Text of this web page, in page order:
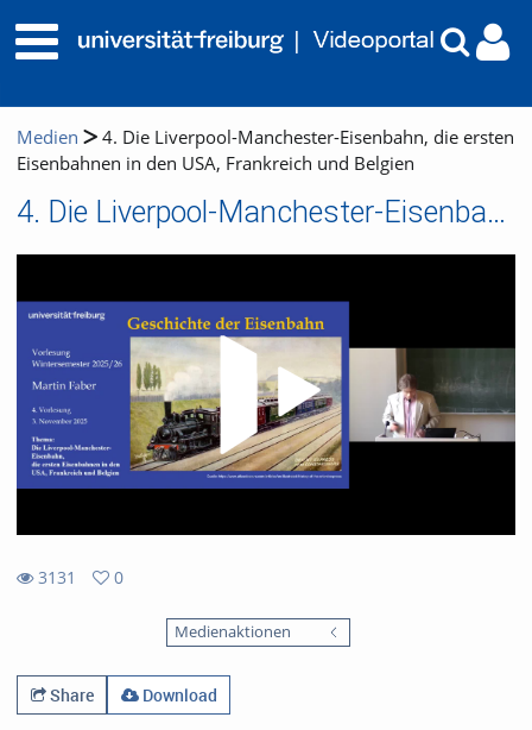
Medien
4. Die Liverpool-Manchester-Eisenbahn, die ersten
Eisenbahnen in den USA, Frankreich und Belgien
4. Die Liverpool-Manchester-Eisenbahn, die ersten Eisenbahnen in den USA, Frankreich und Belgien
3131
0
Medienaktionen
Share Download